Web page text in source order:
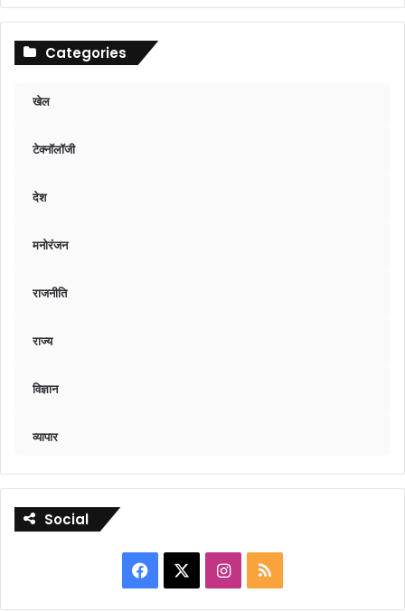
Categories
खेल
टेक्नॉलॉजी
देश
मनोरंजन
राजनीति
राज्य
विज्ञान
व्यापार
Social
Facebook Instagram
RSS